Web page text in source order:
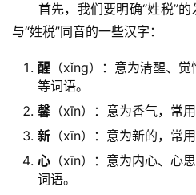
首先，我们要明确“姓税”的
与“姓税”同音的一些汉字：
醒 （xǐng）：意为清醒、觉
等词语。
馨 （xīn）：意为香气，常
新 （xīn）：意为新的，常
心 （xīn）：意为内心、心
词语。